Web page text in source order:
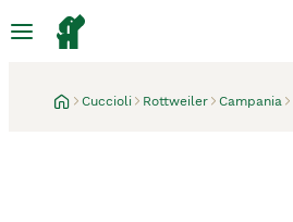
Cuccioli Rottweiler Campania